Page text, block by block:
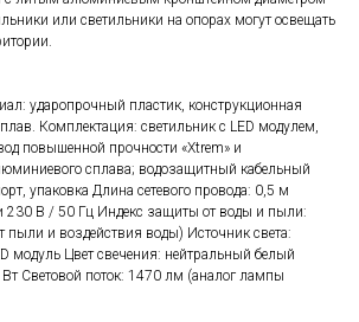
или светильники на опорах могут освещать
ударопрочный пластик, конструкционная
Комплектация: светильник с LED модулем,
повышенной прочности «Xtrem» и
сплава; водозащитный кабельный
упаковка Длина сетевого провода: 0,5 м
230 В / 50 Гц Индекс защиты от воды и пыли:
пыли и воздействия воды) Источник света:
модуль Цвет свечения: нейтральный белый
Световой поток: 1470 лм (аналог лампы